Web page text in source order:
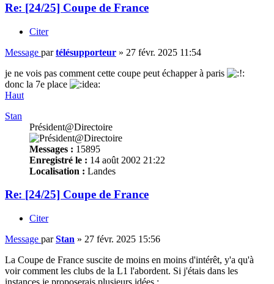
Re: [24/25] Coupe de France
Citer
Message partélésupporteur » 27 févr. 2025 11:54
je ne vois pas comment cette coupe peut échapper à paris
donc la 7e place
Haut
Stan
Président@Directoire
Messages : 15895
Enregistré le : 14 août 2002 21:22
Localisation : Landes
Re: [24/25] Coupe de France
Citer
Message parStan » 27 févr. 2025 15:56
La Coupe de France suscite de moins en moins d'intérêt, y'a qu'à
voir comment les clubs de la L1 l'abordent. Si j'étais dans les
instances je proposerais plusieurs idées :